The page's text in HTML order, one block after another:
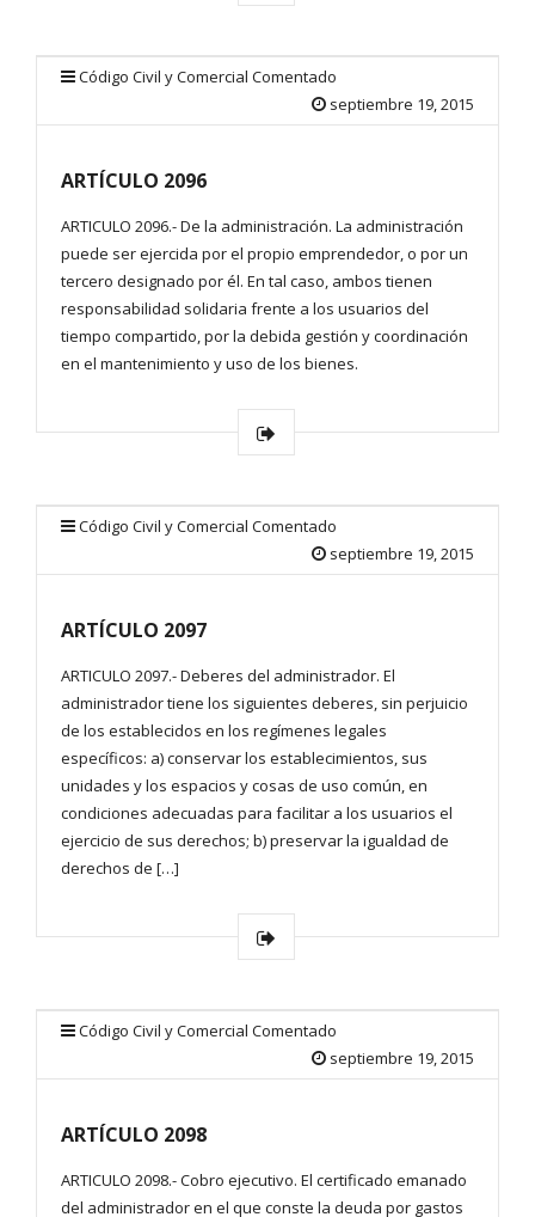
Código Civil y Comercial Comentado
septiembre 19, 2015
ARTÍCULO 2096
ARTICULO 2096.- De la administración. La administración
puede ser ejercida por el propio emprendedor, o por un
tercero designado por él. En tal caso, ambos tienen
responsabilidad solidaria frente a los usuarios del
tiempo compartido, por la debida gestión y coordinación
en el mantenimiento y uso de los bienes.
Código Civil y Comercial Comentado
septiembre 19, 2015
ARTÍCULO 2097
ARTICULO 2097.- Deberes del administrador. El
administrador tiene los siguientes deberes, sin perjuicio
de los establecidos en los regímenes legales
específicos: a) conservar los establecimientos, sus
unidades y los espacios y cosas de uso común, en
condiciones adecuadas para facilitar a los usuarios el
ejercicio de sus derechos; b) preservar la igualdad de
derechos de […]
Código Civil y Comercial Comentado
septiembre 19, 2015
ARTÍCULO 2098
ARTICULO 2098.- Cobro ejecutivo. El certificado emanado
del administrador en el que conste la deuda por gastos